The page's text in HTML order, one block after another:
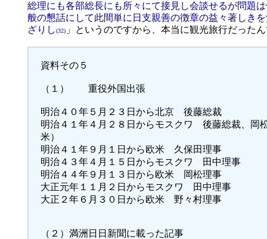
総理にも各部総長にも所々にて接見し会談せるが問題
般の懇話にして此間単に日支親善の徴章の益々著しき
ざりし(32) 」というのですから、本当に観光旅行だった
資料その５
（１） 重役外国出張
明治４０年５月２３日から北京 後藤総裁
明治４１年４月２８日からモスクワ 後藤総裁、岡
米）
明治４１年９月１日から欧米 久保田理事
明治４３年４月１５日からモスクワ 田中理事
明治４４年９月１３日から欧米 岡松理事
大正元年１１月２日からモスクワ 田中理事
大正２年６月３０日から欧米 野々村理事
（２）満洲日日新聞に載った記事